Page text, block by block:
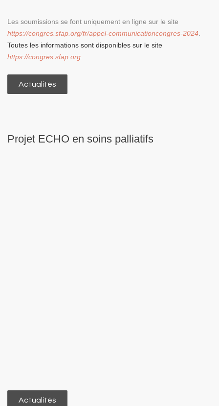
Les soumissions se font uniquement en ligne sur le site
https://congres.sfap.org/fr/appel-communicationcongres-2024
Toutes les informations sont disponibles sur le site
https://congres.sfap.org
Actualités
Projet ECHO en soins palliatifs
Actualités